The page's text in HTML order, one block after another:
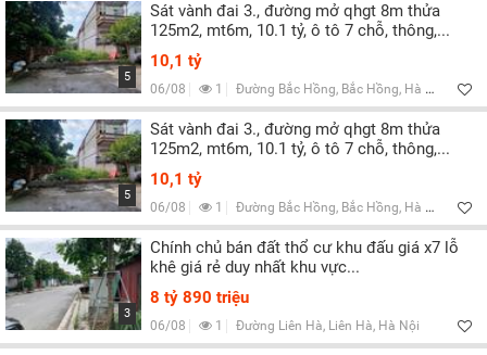
5
Sát vành đai 3., đường mở qhgt 8m thửa
125m2, mt6m, 10.1 tỷ, ô tô 7 chỗ, thông,...
10,1 tỷ
06/08 1 Đường Bắc Hồng, Bắc Hồng, Hà Nội
5
Sát vành đai 3., đường mở qhgt 8m thửa
125m2, mt6m, 10.1 tỷ, ô tô 7 chỗ, thông,...
10,1 tỷ
06/08 1 Đường Bắc Hồng, Bắc Hồng, Hà Nội
3
Chính chủ bán đất thổ cư khu đấu giá x7 lỗ
khê giá rẻ duy nhất khu vực...
8 tỷ 890 triệu
06/08 1 Đường Liên Hà, Liên Hà, Hà Nội